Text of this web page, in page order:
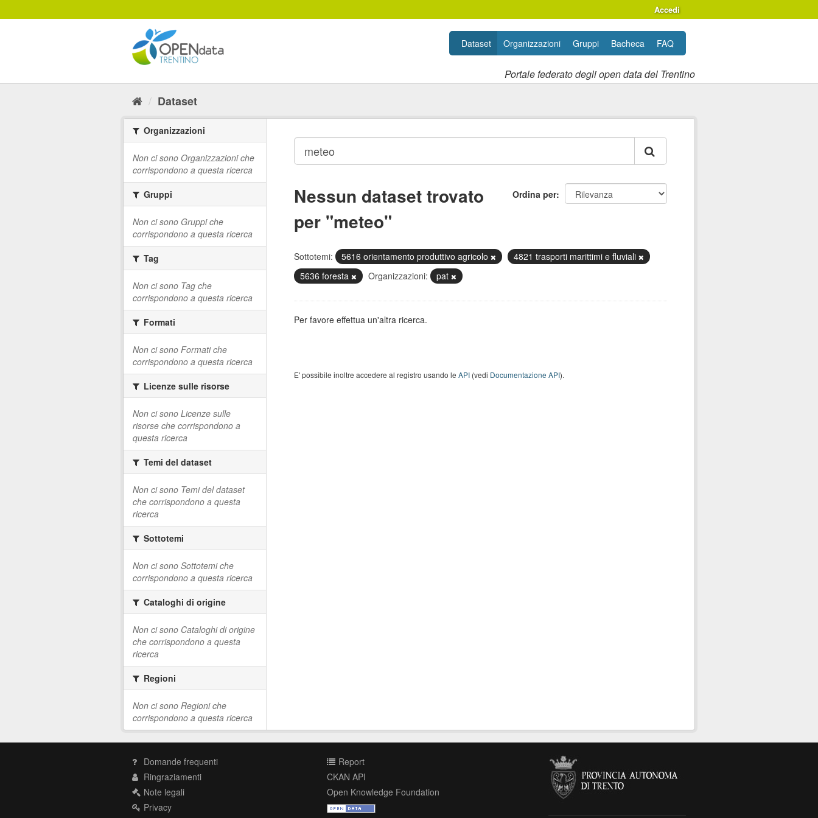
al
Accedi
Portale federato degli open data del Trentino
Dataset Organizzazioni Gruppi Bacheca FAQ
Dataset
Organizzazioni
Non ci sono Organizzazioni che
corrispondono a questa ricerca
Gruppi
Non ci sono Gruppi che
corrispondono a questa ricerca
Tag
Non ci sono Tag che
corrispondono a questa ricerca
Formati
Non ci sono Formati che
corrispondono a questa ricerca
Licenze sulle risorse
Non ci sono Licenze sulle
risorse che corrispondono a
questa ricerca
Temi del dataset
Non ci sono Temi del dataset
che corrispondono a questa
ricerca
Sottotemi
Non ci sono Sottotemi che
corrispondono a questa ricerca
Cataloghi di origine
Non ci sono Cataloghi di origine
che corrispondono a questa
ricerca
Regioni
Non ci sono Regioni che
corrispondono a questa ricerca
Ordina per
Nessun dataset trovato
per "meteo"
Sottotemi: 5616 orientamento produttivo agricolo
4821 trasporti marittimi e fluviali
5636 foresta
Organizzazioni: pat
Per favore effettua un'altra ricerca.
E' possibile inoltre accedere al registro usando le API(vedi Documentazione API).
Domande frequenti
Ringraziamenti
Note legali
Privacy
Report
CKAN API
Open Knowledge Foundation